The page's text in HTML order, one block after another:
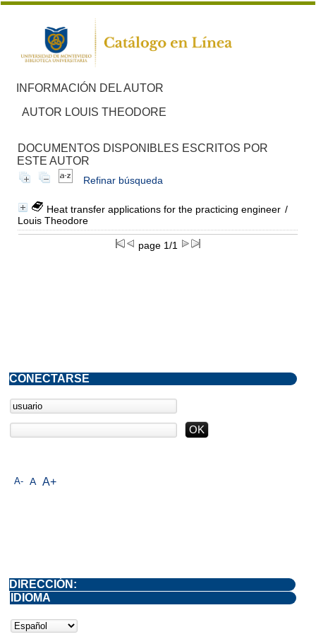
INFORMACIÓN DEL AUTOR
AUTOR LOUIS THEODORE
DOCUMENTOS DISPONIBLES ESCRITOS POR
ESTE AUTOR
Refinar búsqueda
Heat transfer applications for the practicing engineer /
Louis Theodore
page 1/1
A- A A+
CONECTARSE
DIRECCIÓN:
IDIOMA